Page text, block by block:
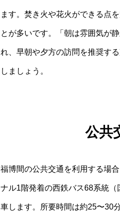
ます。焚き火や花火ができる点
とが多いです。「朝は雰囲気が
れ、早朝や夕方の訪問を推奨す
しましょう。
公共
福博間の公共交通を利用する場
ナル1階発着の西鉄バス68系統（
車します。所要時間は約25〜30